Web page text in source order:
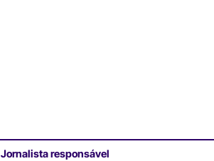
Jornalista responsável